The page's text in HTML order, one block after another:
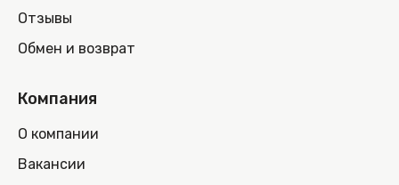
Отзывы
Обмен и возврат
Компания
О компании
Вакансии